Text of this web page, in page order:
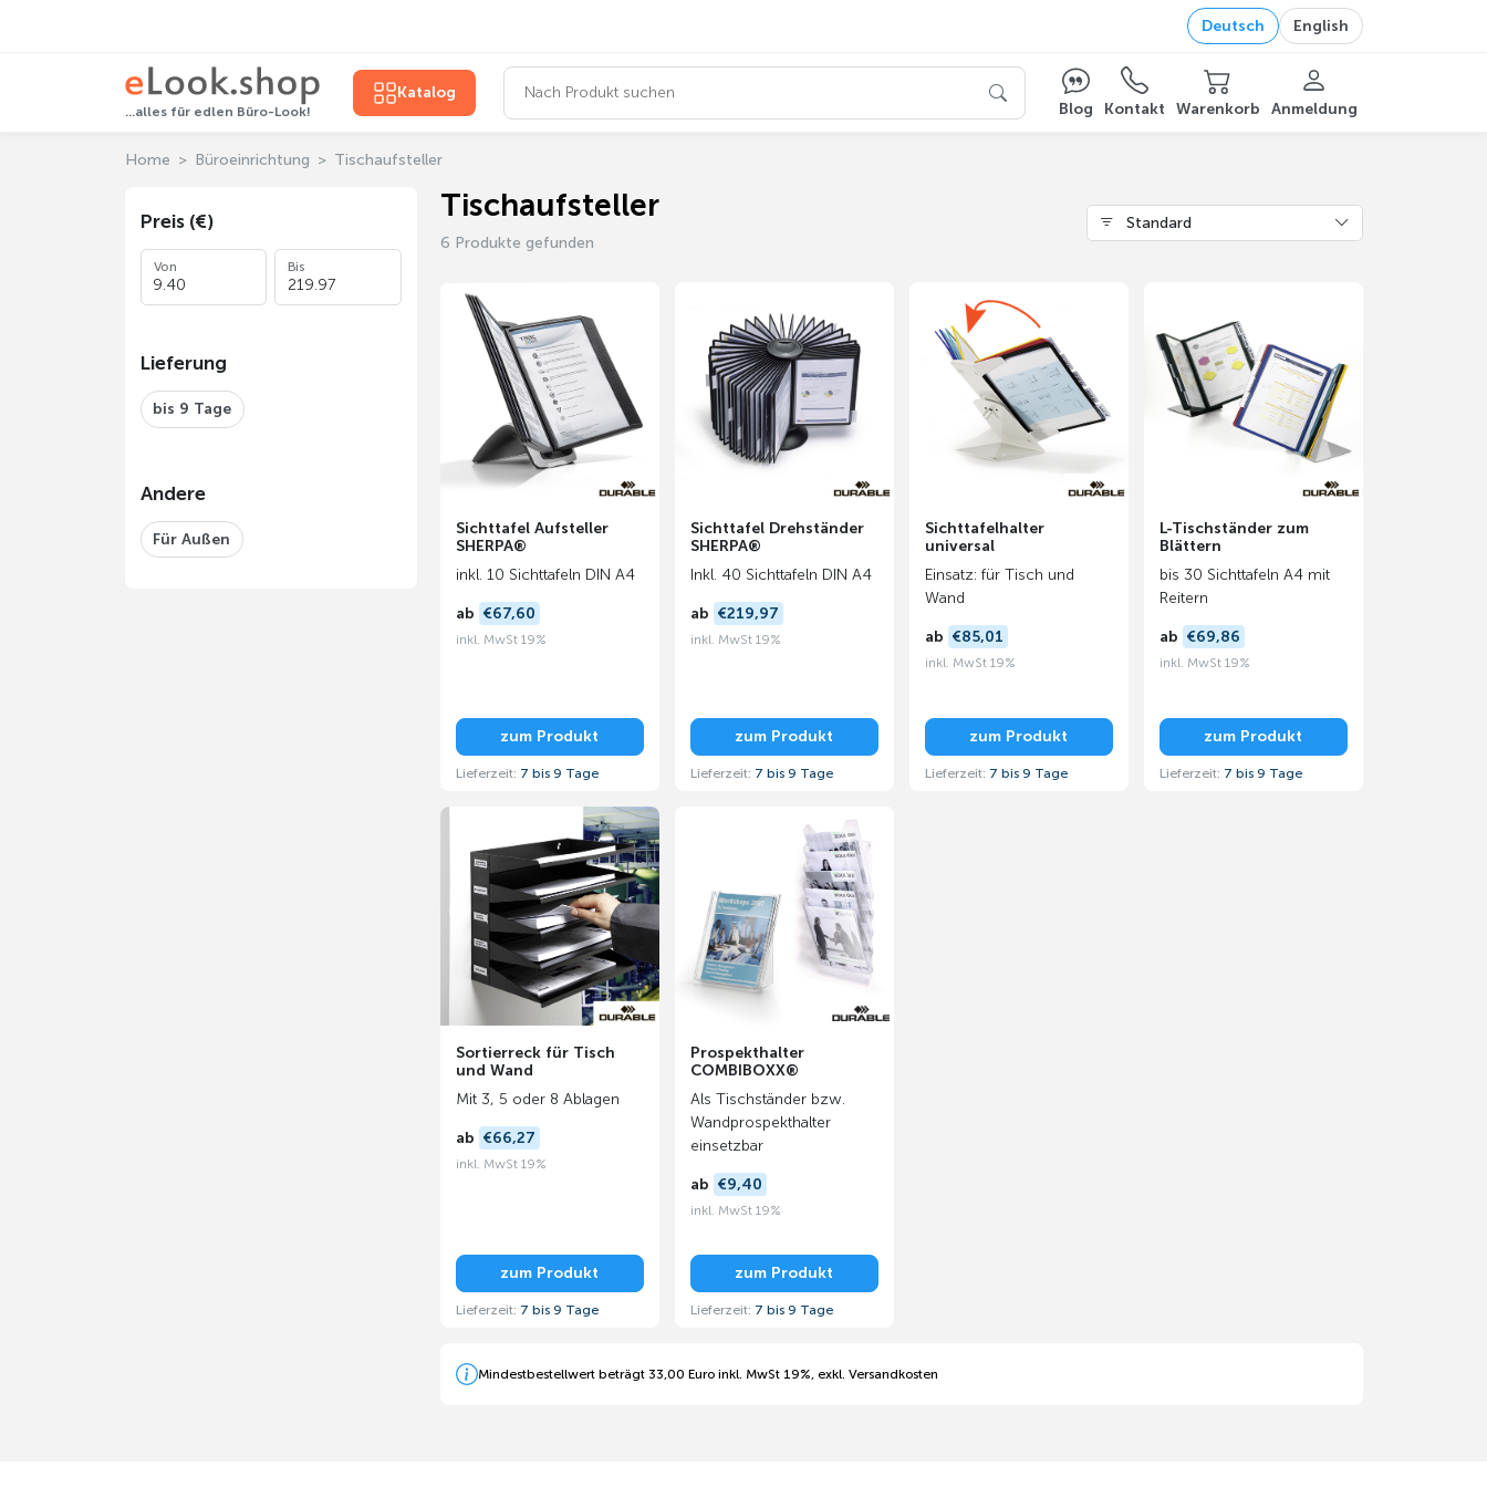
Deutsch English
...alles für edlen Büro-Look!
Katalog
Blog
Kontakt Warenkorb Anmeldung
Home Büroeinrichtung Tischaufsteller
Preis (€)
Von Bis
Lieferung
bis 9 Tage
Andere
Für Außen
Tischaufsteller
6 Produkte gefunden
Standard
Sichttafel Aufsteller
SHERPA®
inkl. 10 Sichttafeln DIN A4
ab €67,60
inkl. MwSt 19%
zum Produkt
Lieferzeit: 7 bis 9 Tage
Sichttafel Drehständer
SHERPA®
Inkl. 40 Sichttafeln DIN A4
ab €219,97
inkl. MwSt 19%
zum Produkt
Lieferzeit: 7 bis 9 Tage
Sichttafelhalter
universal
Einsatz: für Tisch und
Wand
ab €85,01
inkl. MwSt 19%
zum Produkt
Lieferzeit: 7 bis 9 Tage
L-Tischständer zum
Blättern
bis 30 Sichttafeln A4 mit
Reitern
ab €69,86
inkl. MwSt 19%
zum Produkt
Lieferzeit: 7 bis 9 Tage
Sortierreck für Tisch
und Wand
Mit 3, 5 oder 8 Ablagen
ab €66,27
inkl. MwSt 19%
zum Produkt
Lieferzeit: 7 bis 9 Tage
Prospekthalter
COMBIBOXX®
Als Tischständer bzw.
Wandprospekthalter
einsetzbar
ab €9,40
inkl. MwSt 19%
zum Produkt
Lieferzeit: 7 bis 9 Tage
Mindestbestellwert beträgt 33,00 Euro inkl. MwSt 19%, exkl. Versandkosten